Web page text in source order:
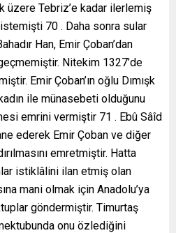
üzere Tebriz’e kadar ilerlemiş
70 . Daha sonra sular
Han, Emir Çoban’dan
Nitekim 1327’de
Emir Çoban’ın oğlu Dımışk
ile münasebeti olduğunu
emrini vermiştir 71 . Ebû Sâîd
ederek Emir Çoban ve diğer
emretmiştir. Hatta
istiklâlini ilan etmiş olan
mani olmak için Anadolu’ya
göndermiştir. Timurtaş
onu özlediğini